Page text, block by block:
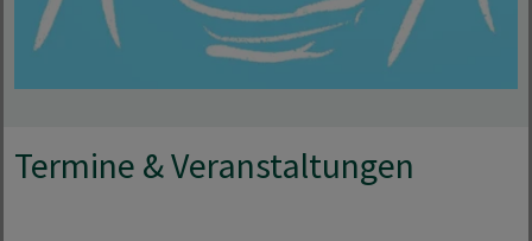
Termine & Veranstaltungen